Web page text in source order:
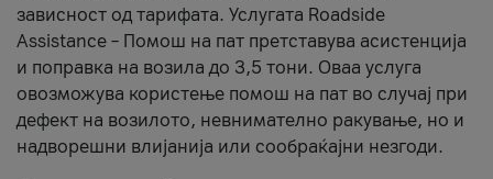
зависност од тарифата. Услугата Roadside
Assistance – Помош на пат претставува асистенција
и поправка на возила до 3,5 тони. Оваа услуга
овозможува користење помош на пат во случај при
дефект на возилото, невнимателно ракување, но и
надворешни влијанија или сообраќајни незгоди.